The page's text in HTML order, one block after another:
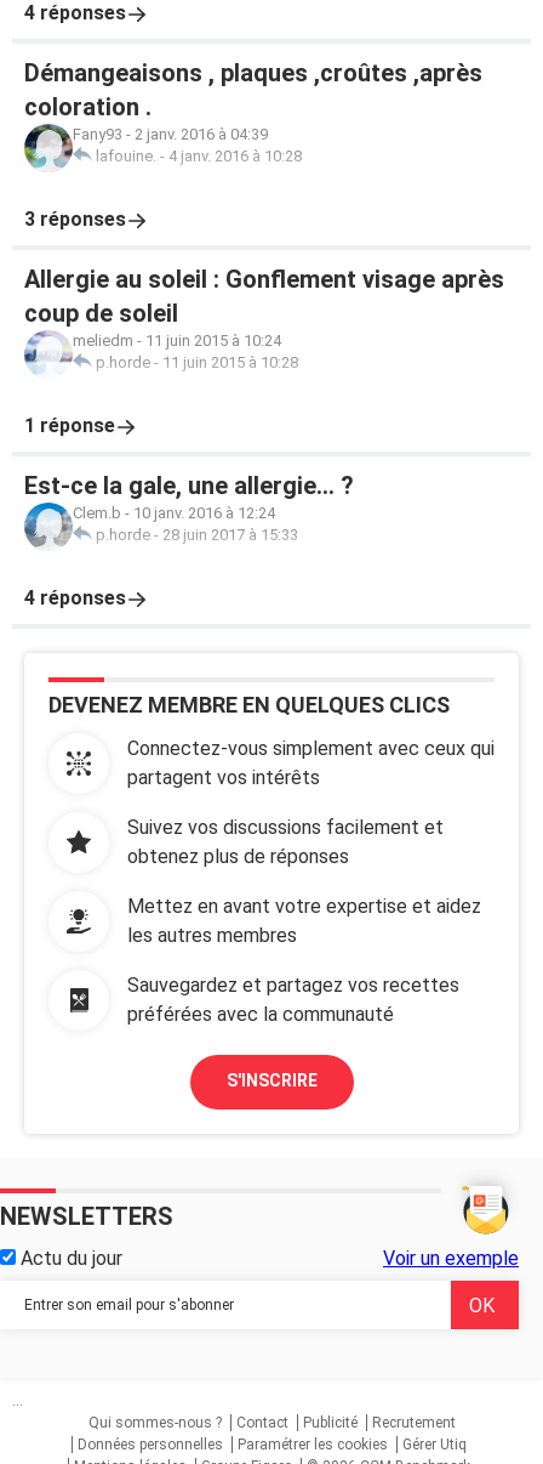
4 réponses
Démangeaisons , plaques ,croûtes ,après
coloration .
Fany93 - 2 janv. 2016 à 04:39
lafouine. - 4 janv. 2016 à 10:28
3 réponses
Allergie au soleil : Gonflement visage après
coup de soleil
meliedm - 11 juin 2015 à 10:24
p.horde - 11 juin 2015 à 10:28
1 réponse
Est-ce la gale, une allergie... ?
Clem.b - 10 janv. 2016 à 12:24
p.horde - 28 juin 2017 à 15:33
4 réponses
DEVENEZ MEMBRE EN QUELQUES CLICS
Connectez-vous simplement avec ceux qui
partagent vos intérêts
Suivez vos discussions facilement et
obtenez plus de réponses
Mettez en avant votre expertise et aidez
les autres membres
Sauvegardez et partagez vos recettes
préférées avec la communauté
S'INSCRIRE
NEWSLETTERS
Actu du jour Voir un exemple
...
Qui sommes-nous ?
Contact Publicité
Recrutement
Données personnelles
Paramétrer les cookies
Gérer Utiq